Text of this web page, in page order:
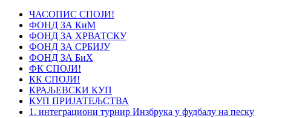
ЧАСОПИС СПОЈИ!
ФОНД ЗА КиМ
ФОНД ЗА ХРВАТСКУ
ФОНД ЗА СРБИЈУ
ФОНД ЗА БиХ
ФК СПОЈИ!
КК СПОЈИ!
КРАЉЕВСКИ КУП
КУП ПРИЈАТЕЉСТВА
1. интеграциони турнир Инзбрука у фудбалу на песку